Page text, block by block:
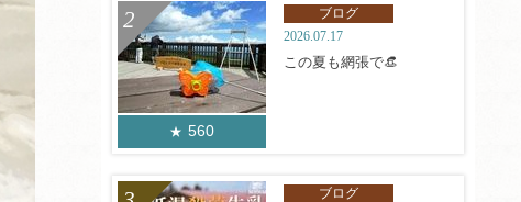
560
ブログ
2026.07.17
この夏も網張で👒
ブログ